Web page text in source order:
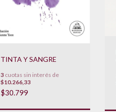
TINTA Y SANGRE
3 cuotas sin interés de
$10.266,33
$30.799